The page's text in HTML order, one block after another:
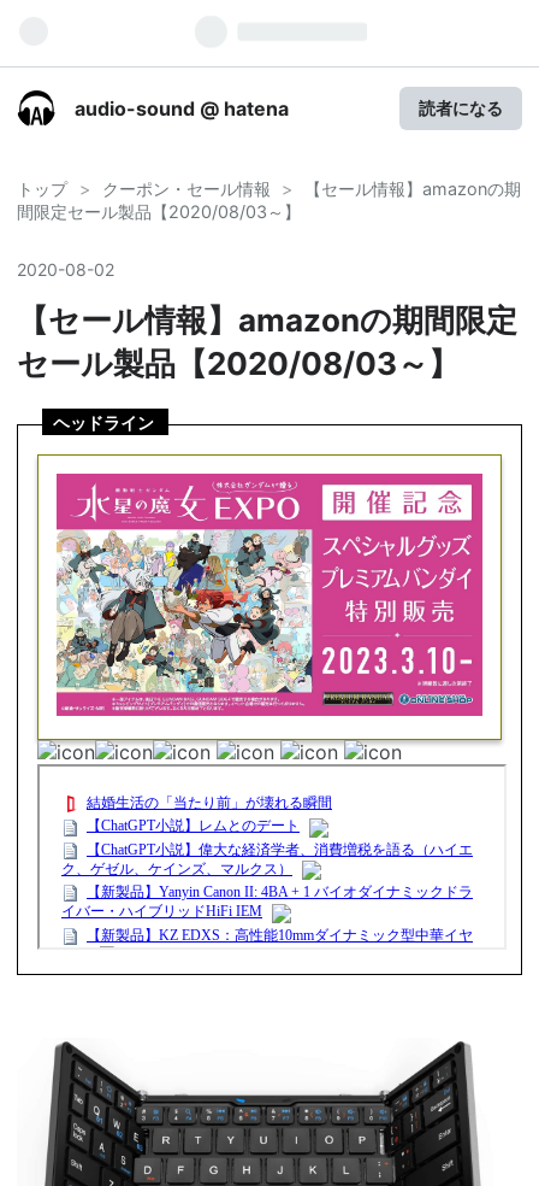
audio-sound @ hatena 読者になる
トップ > クーポン・セール情報 >
【セール情報】amazonの期
間限定セール製品【2020/08/03～】
2020-08-02
【セール情報】amazonの期間限定
セール製品【2020/08/03～】
ヘッドライン